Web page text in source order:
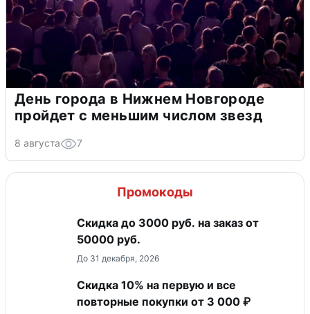
День города в Нижнем Новгороде
пройдет с меньшим числом звезд
8 августа 7
Промокоды
Скидка до 3000 руб. на заказ от
50000 руб.
До 31 декабря, 2026
Скидка 10% на первую и все
повторные покупки от 3 000 ₽